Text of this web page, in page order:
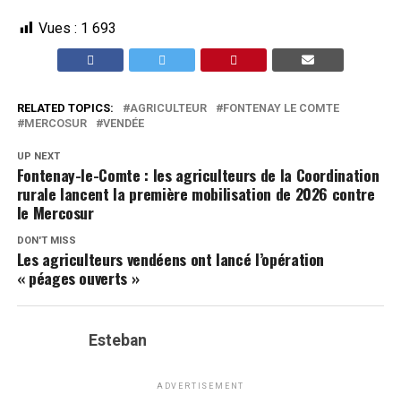
Vues : 1 693
RELATED TOPICS: AGRICULTEUR
FONTENAY LE COMTE
MERCOSUR
VENDÉE
UP NEXT
Fontenay-le-Comte : les agriculteurs de la Coordination
rurale lancent la première mobilisation de 2026 contre
le Mercosur
DON'T MISS
Les agriculteurs vendéens ont lancé l’opération
« péages ouverts »
Esteban
ADVERTISEMENT